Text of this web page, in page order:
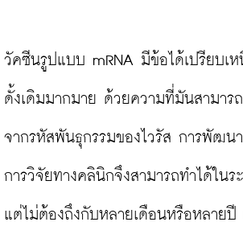
วัคซีนรูปแบบ mRNA มีข้อได้เปรียบเ
ดั้งเดิมมากมาย ด้วยความที่มันสามาร
จากรหัสพันธุกรรมของไวรัส การพัฒน
การวิจัยทางคลินิกจึงสามารถทำได้ใน
แต่ไม่ต้องถึงกับหลายเดือนหรือหลาย